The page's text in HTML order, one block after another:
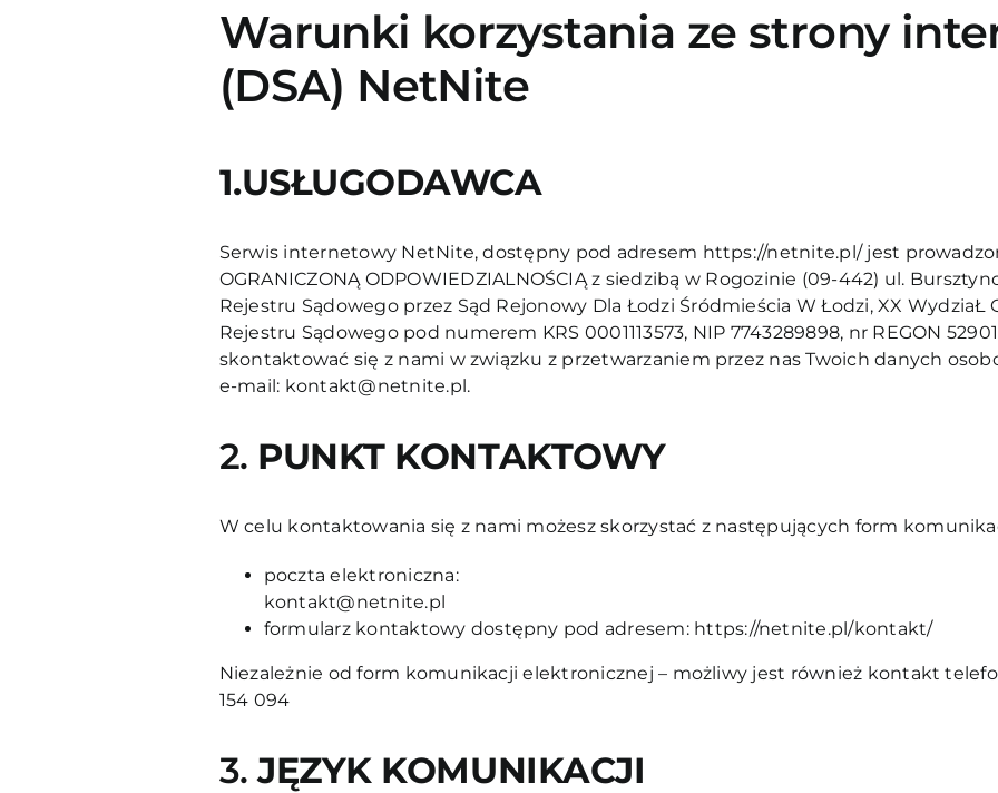
Warunki korzystania ze strony
(DSA) NetNite
1.USŁUGODAWCA
Serwis internetowy NetNite, dostępny pod adresem https://netnite.pl/jest
OGRANICZONĄ ODPOWIEDZIALNOŚCIĄ z siedzibą w Rogozinie (09-442) ul.
Rejestru Sądowego przez Sąd Rejonowy Dla Łodzi Śródmieścia W Łodzi, XX WydziaŁ
Rejestru Sądowego pod numerem KRS 0001113573, NIP 7743289898, nr REGON
skontaktować się z nami w związku z przetwarzaniem przez nas Twoich danych
e-mail: kontakt@netnite.pl.
2. PUNKT KONTAKTOWY
W celu kontaktowania się z nami możesz skorzystać z następujących form
poczta elektroniczna:
kontakt@netnite.pl
formularz kontaktowy dostępny pod adresem: https://netnite.pl/kontakt/
Niezależnie od form komunikacji elektronicznej – możliwy jest również kontakt
154 094
3.JĘZYK KOMUNIKACJI